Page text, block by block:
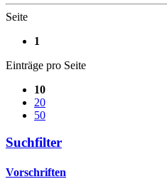
Seite
1
Einträge pro Seite
10
20
50
Suchfilter
Vorschriften